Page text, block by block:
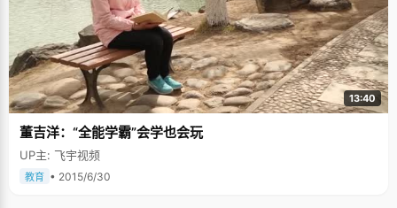
13:40
董吉洋：“全能学霸”会学也会玩
UP主: 飞宇视频
教育 • 2015/6/30